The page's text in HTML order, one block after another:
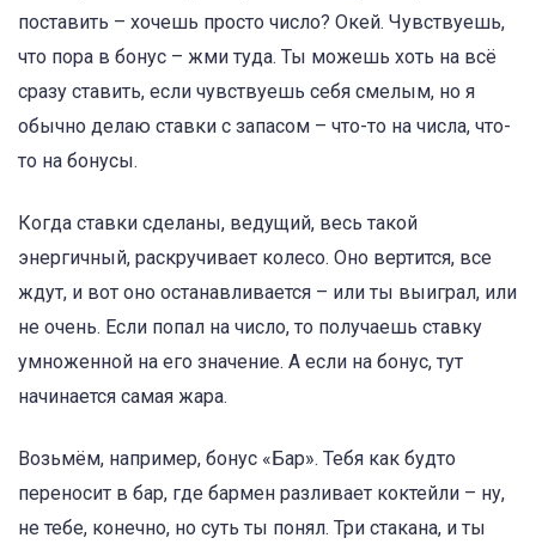
поставить – хочешь просто число? Окей. Чувствуешь,
что пора в бонус – жми туда. Ты можешь хоть на всё
сразу ставить, если чувствуешь себя смелым, но я
обычно делаю ставки с запасом – что-то на числа, что-
то на бонусы.
Когда ставки сделаны, ведущий, весь такой
энергичный, раскручивает колесо. Оно вертится, все
ждут, и вот оно останавливается – или ты выиграл, или
не очень. Если попал на число, то получаешь ставку
умноженной на его значение. А если на бонус, тут
начинается самая жара.
Возьмём, например, бонус «Бар». Тебя как будто
переносит в бар, где бармен разливает коктейли – ну,
не тебе, конечно, но суть ты понял. Три стакана, и ты